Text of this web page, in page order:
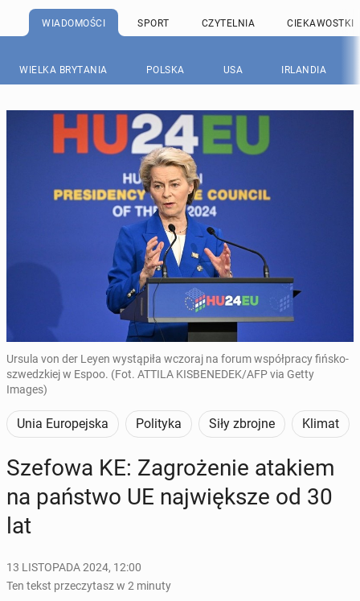
WIADOMOŚCI SPORT CZYTELNIA CIEKAWOSTKI
WIELKA BRYTANIA POLSKA USA IRLANDIA
Ursula von der Leyen wystąpiła wczoraj na forum współpracy fińsko-
szwedzkiej w Espoo. (Fot. ATTILA KISBENEDEK/AFP via Getty
Images)
Unia Europejska Polityka Siły zbrojne Klimat
Szefowa KE: Za­gro­że­nie atakiem
na państwo UE naj­więk­sze od 30
lat
13 LISTOPADA 2024, 12:00
Ten tekst przeczytasz w 2 minuty